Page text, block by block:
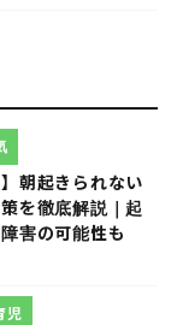
】朝起きられない
を徹底解説｜起
害の可能性も
児